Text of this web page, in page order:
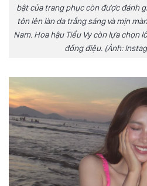
bật của trang phục còn được đánh
tôn lên làn da trắng sáng và mịn
Nam. Hoa hậu Tiểu Vy còn lựa chọn
đồng điệu. (Ảnh: